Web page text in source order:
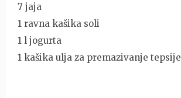
7 jaja
1 ravna kašika soli
1 l jogurta
1 kašika ulja za premazivanje tepsije